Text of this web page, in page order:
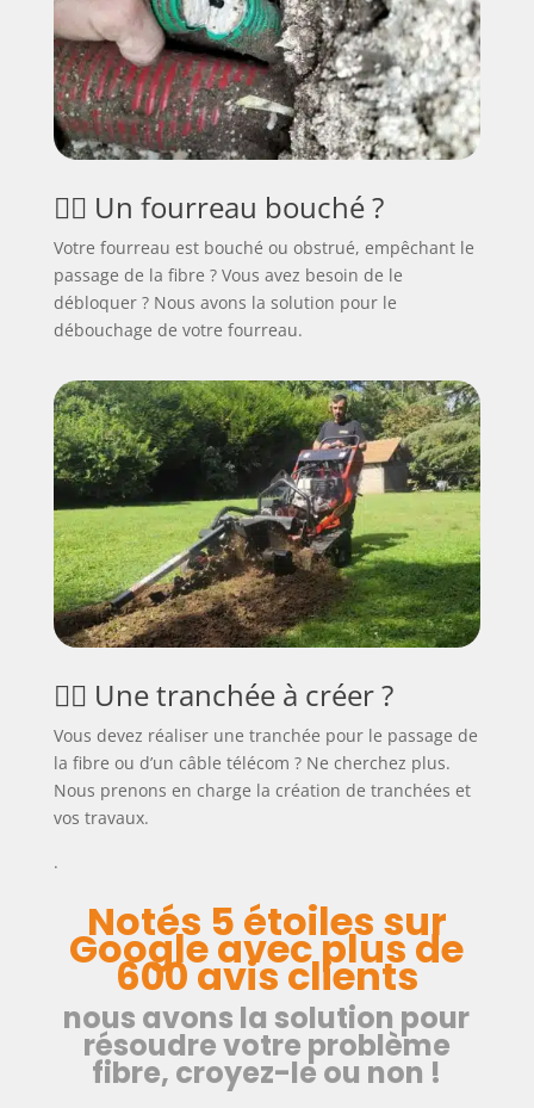
🕵️‍♂️ Un fourreau bouché ?
Votre fourreau est bouché ou obstrué, empêchant le
passage de la fibre ? Vous avez besoin de le
débloquer ? Nous avons la solution pour le
débouchage de votre fourreau.
👷‍♂️ Une tranchée à créer ?
Vous devez réaliser une tranchée pour le passage de
la fibre ou d’un câble télécom ? Ne cherchez plus.
Nous prenons en charge la création de tranchées et
vos travaux.
.
Notés 5 étoiles sur
Google avec plus de
600 avis clients
nous avons la solution pour
résoudre votre problème
fibre, croyez-le ou non !